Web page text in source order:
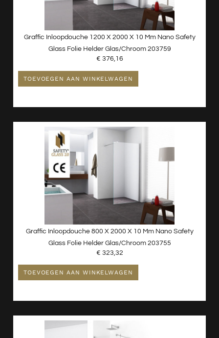
Graffic Inloopdouche 1200 X 2000 X 10 Mm Nano Safety
Glass Folie Helder Glas/chroom 203759
€ 376,16
TOEVOEGEN AAN WINKELWAGEN
Graffic Inloopdouche 800 X 2000 X 10 Mm Nano Safety
Glass Folie Helder Glas/chroom 203755
€ 323,32
TOEVOEGEN AAN WINKELWAGEN